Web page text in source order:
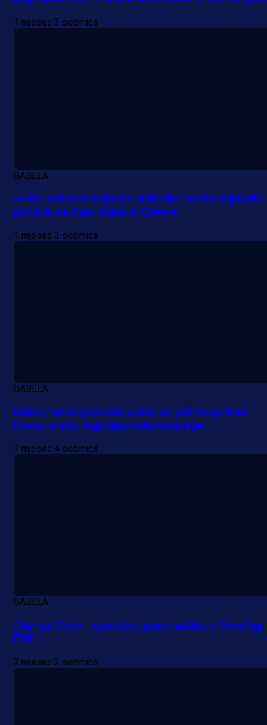
1 dan 4 h
1 mjesec 3 sedmica
GABELA
GOŠK pokazao najveće ambicije: Darko Vojvodić
ponovo na klupi kluba iz Gabele
1 mjesec 3 sedmica
GABELA
Nakon teške povrede vratio se jači nego ikad:
Krešić među najboljim bekovima lige
1 mjesec 4 sedmica
GABELA
Gabrijel Čoko - igrač koji pravi razliku u Prvoj ligi
FBiH
2 mjesec 2 sedmica